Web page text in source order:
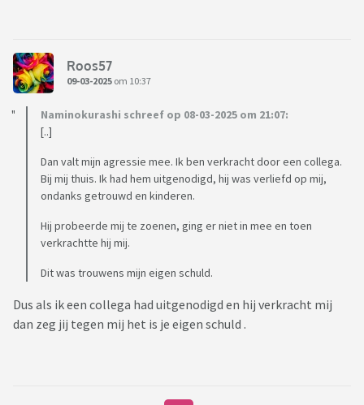
Roos57
09-03-2025 om 10:37
Naminokurashi schreef op 08-03-2025 om 21:07:
[..]
Dan valt mijn agressie mee. Ik ben verkracht door een collega.
Bij mij thuis. Ik had hem uitgenodigd, hij was verliefd op mij,
ondanks getrouwd en kinderen.
Hij probeerde mij te zoenen, ging er niet in mee en toen
verkrachtte hij mij.
Dit was trouwens mijn eigen schuld.
Dus als ik een collega had uitgenodigd en hij verkracht mij
dan zeg jij tegen mij het is je eigen schuld .